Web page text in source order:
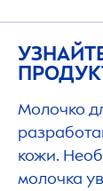
Молочко
кожи.
молочка